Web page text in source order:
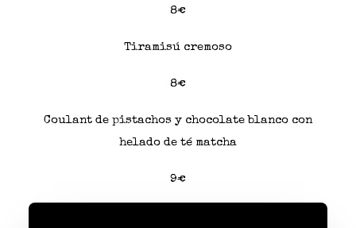
8€
Tiramisú cremoso
8€
Coulant de pistachos y chocolate blanco con
helado de té matcha
9€